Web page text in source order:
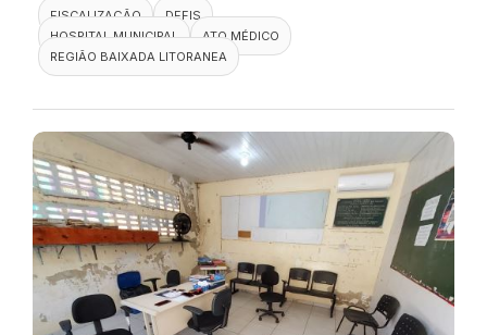
FISCALIZAÇÃO
DEFIS
HOSPITAL MUNICIPAL
ATO MÉDICO
REGIÃO BAIXADA LITORANEA